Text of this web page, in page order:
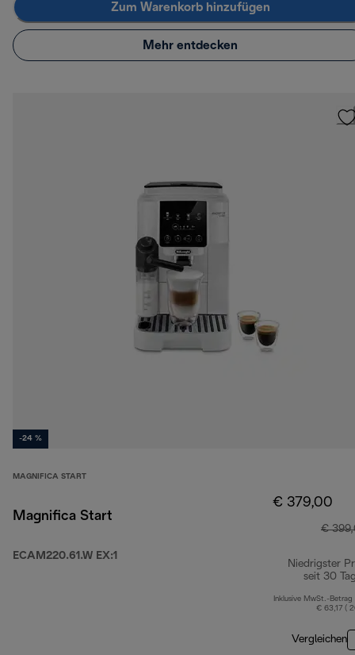
Zum Warenkorb hinzufügen
Mehr entdecken
-24 %
MAGNIFICA START
Magnifica Start
ECAM220.61.W EX:1
€ 379,00
€
Niedrigster
seit 30
Inklusive MwSt.-Betrag
€ 63,17 (
Vergleichen